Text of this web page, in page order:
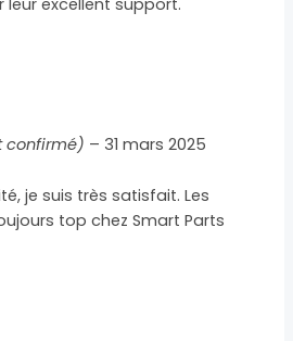
confirmé) – 31 mars 2025
je suis très satisfait. Les
top chez Smart Parts